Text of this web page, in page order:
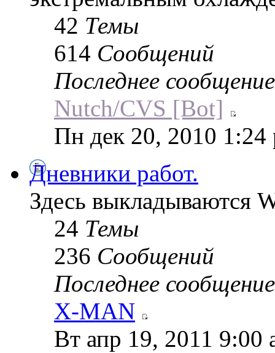
42 Темы
614 Сообщений
Последнее сообщение
Nutch/CVS [Bot]
Пн дек 20, 2010 1:24
Дневники работ.
Здесь выкладываются
24 Темы
236 Сообщений
Последнее сообщение
X-MAN
Вт апр 19, 2011 9:00